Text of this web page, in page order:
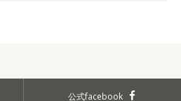
公式facebook